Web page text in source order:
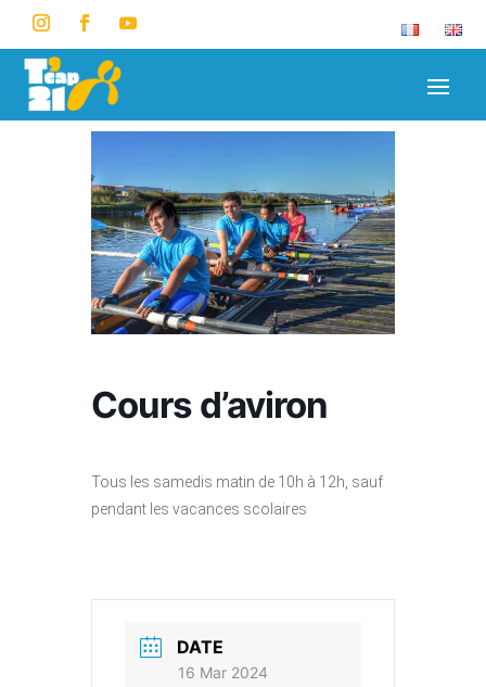
Cours d’aviron
Tous les samedis matin de 10h à 12h, sauf
pendant les vacances scolaires
DATE
16 Mar 2024